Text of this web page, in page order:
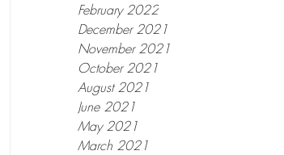
February 2022
December 2021
November 2021
October 2021
August 2021
June 2021
May 2021
March 2021